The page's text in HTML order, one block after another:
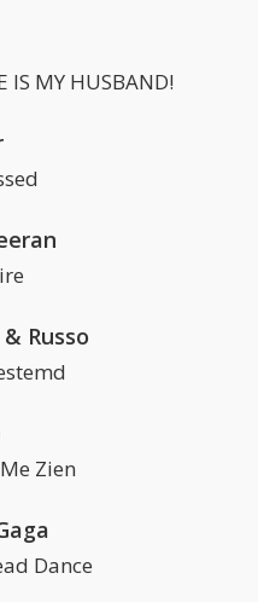
IS MY HUSBAND!
Russo
Zien
Dance